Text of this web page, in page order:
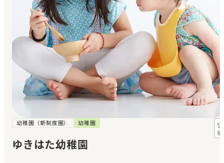
マイページ
閲覧履歴
お気に入り
見学日記
メッセージ
おすすめの園
幼稚園（新制度園） 幼稚園
ゆきはた幼稚園